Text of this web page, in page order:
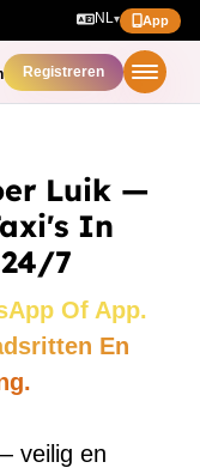
NL▾ App
Registreren
Luik —
In
7
Of App.
En
veilig en